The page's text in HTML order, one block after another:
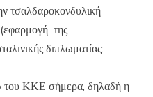
τσαλδαροκονδυλική
(εφαρμογή της
διπλωματίας:
του ΚΚΕ σήμερα, δηλαδή η